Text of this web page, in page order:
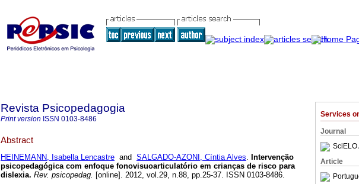
Services
Journal
SciELO
Article
Revista Psicopedagogia
Print version ISSN 0103-8486
Abstract
HEINEMANN, Isabella Lencastre and SALGADO-AZONI, Cíntia Alves. Intervenção
psicopedagógica com enfoque fonovisuoarticulatório em crianças de risco para
dislexia. Rev. psicopedag. [online]. 2012, vol.29, n.88, pp.25-37. ISSN 0103-8486.